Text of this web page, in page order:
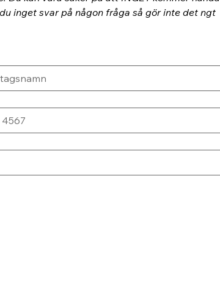
inget svar på någon fråga så gör inte det ngt